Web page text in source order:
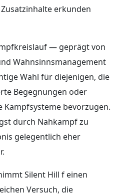
erkunden
— geprägt von
Wahnsinnsmanagement
Wahl für diejenigen, die
Begegnungen oder
Kampfsysteme bevorzugen.
durch Nahkampf zu
gelegentlich eher
Silent Hill f einen
Versuch, die